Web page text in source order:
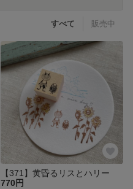
すべて 販売中
【371】黄昏るリスとハリー
770円